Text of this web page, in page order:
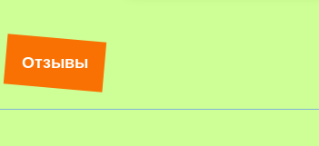
Отзывы